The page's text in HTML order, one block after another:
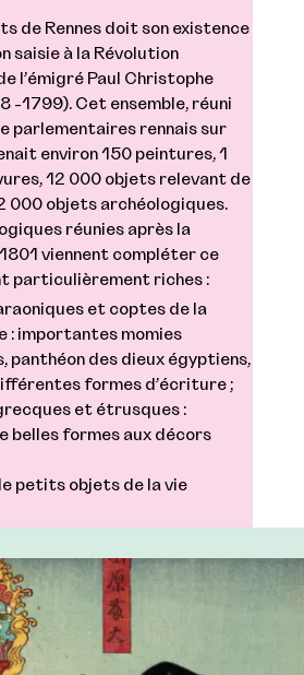
de Rennes doit son existence
saisie à la Révolution
l’émigré Paul Christophe
-1799). Cet ensemble, réuni
parlementaires rennais sur
environ 150 peintures, 1
12 000 objets relevant de
000 objets archéologiques.
réunies après la
viennent compléter ce
particulièrement riches :
et coptes de la
: importantes momies
panthéon des dieux égyptiens,
formes d’écriture ;
et étrusques :
belles formes aux décors
petits objets de la vie